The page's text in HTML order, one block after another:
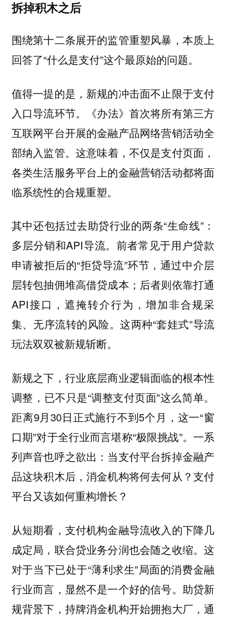
拆掉积木之后
围绕第十二条展开的监管重塑风暴，本质上
回答了“什么是支付”这个最原始的问题。
值得一提的是，新规的冲击面不止限于支付
入口导流环节。
《办法》首次将所有第三方
互联网平台开展的金融产品网络营销活动全
部纳入监管。 这意味着，不仅是支付页面，
各类生活服务平台上的金融营销活动都将面
临系统性的合规重塑。
其中还包括过去助贷行业的两条“生命线”：
多层分销和API导流。前者常见于用户贷款
申请被拒后的“拒贷导流”环节，通过中介层
层转包抽佣堆高借贷成本；后者则依靠打通
API接口，遮掩转介行为，增加非合规采
集、无序流转的风险。这两种“套娃式”导流
玩法双双被新规斩断。
新规之下，行业底层商业逻辑面临的根本性
调整，已不只是“调整支付页面”这么简单。
距离9月30日正式施行不到5个月，这一“窗
口期”对于全行业而言堪称“极限挑战”。一系
列声音也呼之欲出：当支付平台拆掉金融产
品这块积木后，消金机构将何去何从？支付
平台又该如何重构增长？
从短期看，支付机构金融导流收入的下降几
成定局，联合贷业务分润也会随之收缩。这
对于当下已处于“薄利求生”局面的消费金融
行业而言，显然不是一个好的信号。助贷新
规背景下，持牌消金机构开始拥抱大厂，通